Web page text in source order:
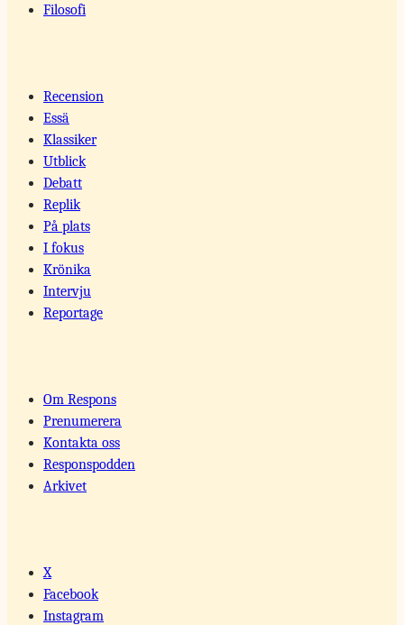
Filosofi
Recension
Essä
Klassiker
Utblick
Debatt
Replik
På plats
I fokus
Krönika
Intervju
Reportage
Om Respons
Prenumerera
Kontakta oss
Responspodden
Arkivet
X
Facebook
Instagram